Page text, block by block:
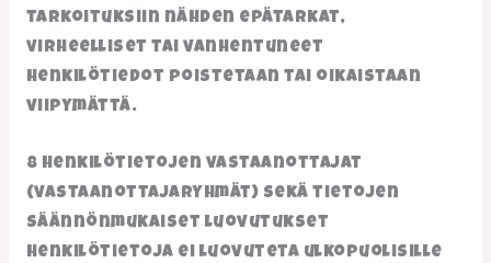
tarkoituksiin nähden epätarkat,
virheelliset tai vanhentuneet
henkilötiedot poistetaan tai oikaistaan
viipymättä.
8 Henkilötietojen vastaanottajat
(vastaanottajaryhmät) sekä tietojen
säännönmukaiset luovutukset
Henkilötietoja ei luovuteta ulkopuolisille